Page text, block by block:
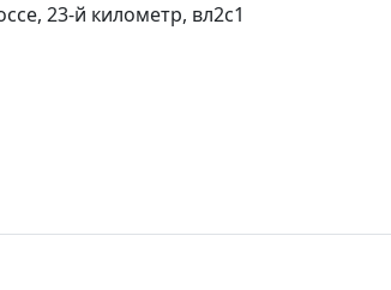
23-й километр, вл2с1